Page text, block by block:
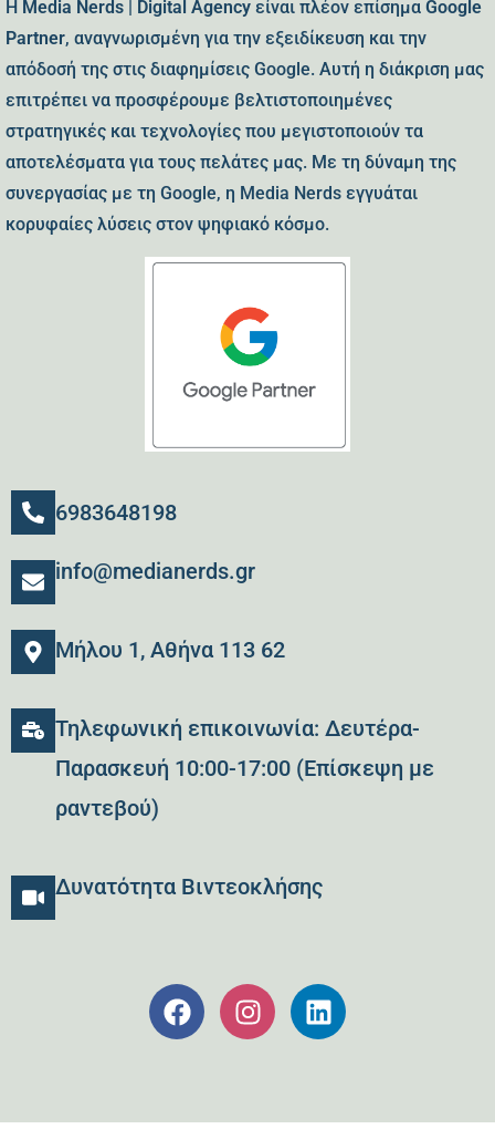
Η Media Nerds | Digital Agency είναι πλέον επίσημα Google
Partner, αναγνωρισμένη για την εξειδίκευση και την
απόδοσή της στις διαφημίσεις Google. Αυτή η διάκριση μας
επιτρέπει να προσφέρουμε βελτιστοποιημένες
στρατηγικές και τεχνολογίες που μεγιστοποιούν τα
αποτελέσματα για τους πελάτες μας. Με τη δύναμη της
συνεργασίας με τη Google, η Media Nerds εγγυάται
κορυφαίες λύσεις στον ψηφιακό κόσμο.
6983648198
info@medianerds.gr
Μήλου 1, Αθήνα 113 62
Τηλεφωνική επικοινωνία: Δευτέρα-
Παρασκευή 10:00-17:00 (Επίσκεψη με
ραντεβού)
Δυνατότητα Βιντεοκλήσης